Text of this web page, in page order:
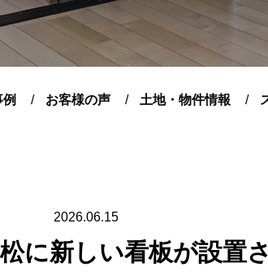
お客様の声 土地・物件情報
2026.06.15
に新しい看板が設置